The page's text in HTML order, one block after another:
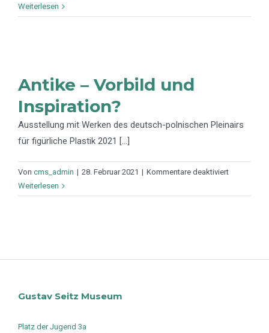
Weiterlesen
Antike – Vorbild und
Inspiration?
Ausstellung mit Werken des deutsch-polnischen Pleinairs
für figürliche Plastik 2021 [...]
Von cms_admin | 28. Februar 2021 | Kommentare deaktiviertfür
–
Weiterlesen
Gustav Seitz Museum
Platz der Jugend 3a